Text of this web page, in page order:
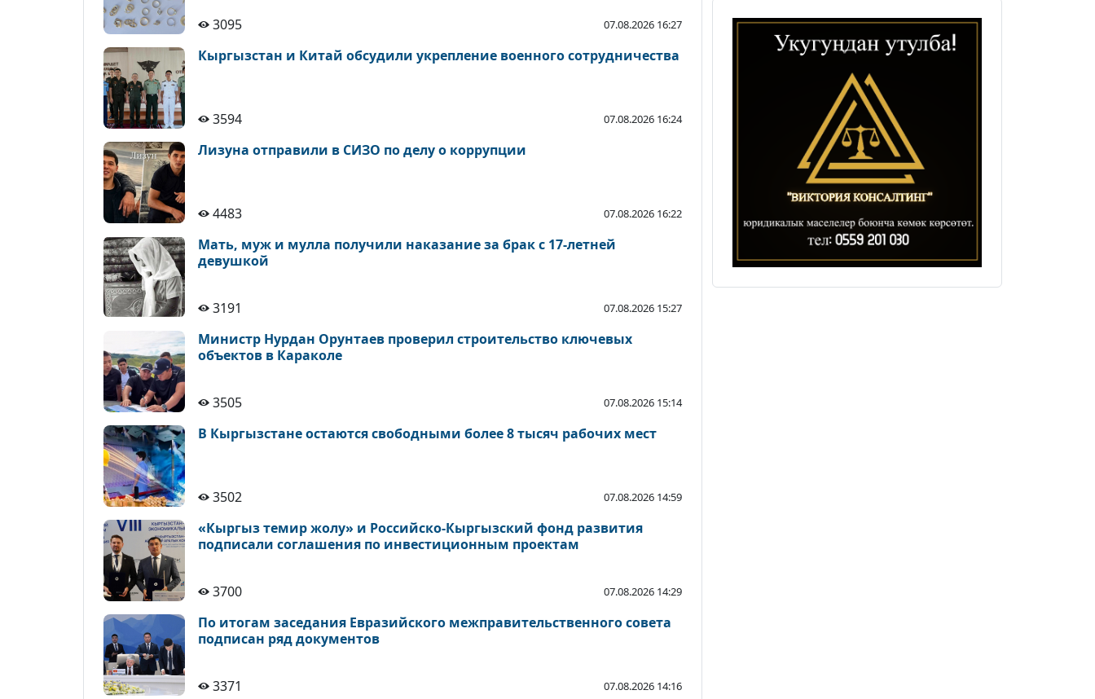
3095 07.08.2026 16:27
Кыргызстан и Китай обсудили укрепление военного сотрудничества
3594 07.08.2026 16:24
Лизуна отправили в СИЗО по делу о коррупции
4483 07.08.2026 16:22
Мать, муж и мулла получили наказание за брак с 17-летней
девушкой
3191 07.08.2026 15:27
Министр Нурдан Орунтаев проверил строительство ключевых
объектов в Караколе
3505 07.08.2026 15:14
В Кыргызстане остаются свободными более 8 тысяч рабочих мест
3502 07.08.2026 14:59
«Кыргыз темир жолу» и Российско-Кыргызский фонд развития
подписали соглашения по инвестиционным проектам
3700 07.08.2026 14:29
По итогам заседания Евразийского межправительственного совета
подписан ряд документов
3371 07.08.2026 14:16